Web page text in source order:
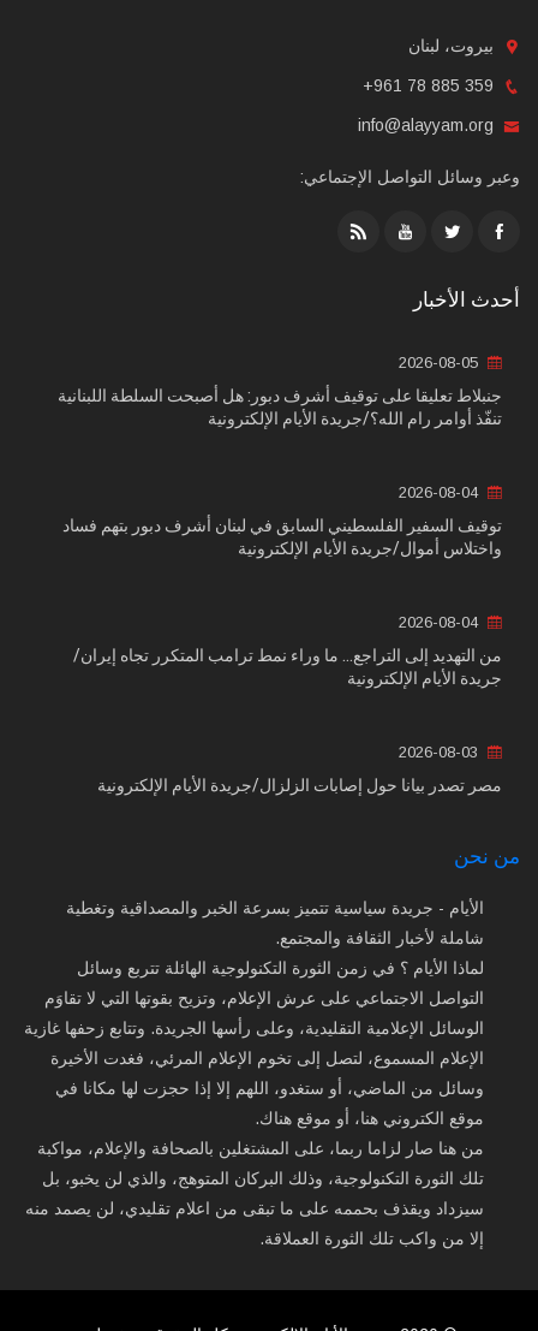
بيروت، لبنان
+961 78 885 359
info@alayyam.org
وعبر وسائل التواصل الإجتماعي:
أحدث الأخبار
جنبلاط تعليقا على توقيف أشرف دبور: هل أصبحت السلطة اللبنانية
تنفّذ أوامر رام الله؟/جريدة الأيام الإلكترونية
2026-08-04
توقيف السفير الفلسطيني السابق في لبنان أشرف دبور بتهم فساد
واختلاس أموال/جريدة الأيام الإلكترونية
2026-08-04
من التهديد إلى التراجع... ما وراء نمط ترامب المتكرر تجاه إيران/
جريدة الأيام الإلكترونية
مصر تصدر بيانا حول إصابات الزلزال/جريدة الأيام الإلكترونية
من نحن
الأيام - جريدة سياسية تتميز بسرعة الخبر والمصداقية وتغطية
شاملة لأخبار الثقافة والمجتمع.
لماذا الأيام ؟ في زمن الثورة التكنولوجية الهائلة تتربع وسائل
التواصل الاجتماعي على عرش الإعلام، وتزيح بقوتها التي لا تقاوَم
الوسائل الإعلامية التقليدية، وعلى رأسها الجريدة. وتتابع زحفها غازية
الإعلام المسموع، لتصل إلى تخوم الإعلام المرئي، فغدت الأخيرة
وسائل من الماضي، أو ستغدو، اللهم إلا إذا حجزت لها مكانا في
موقع الكتروني هنا، أو موقع هناك.
من هنا صار لزاما ربما، على المشتغلين بالصحافة والإعلام، مواكبة
تلك الثورة التكنولوجية، وذلك البركان المتوهج، والذي لن يخبو، بل
سيزداد ويقذف بحممه على ما تبقى من اعلام تقليدي، لن يصمد منه
إلا من واكب تلك الثورة العملاقة.